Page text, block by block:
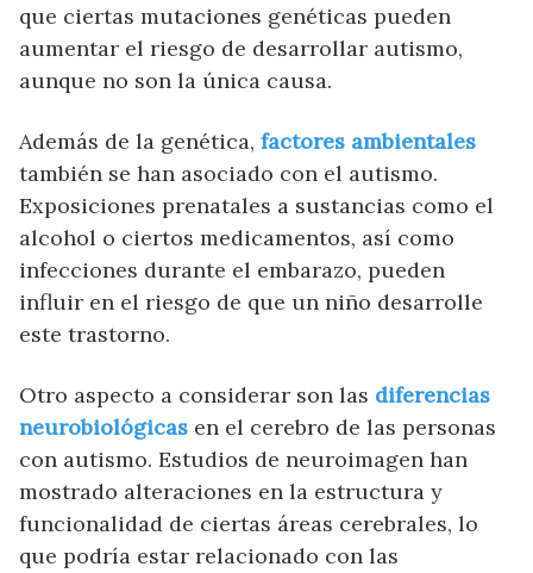
que ciertas mutaciones genéticas pueden
aumentar el riesgo de desarrollar autismo,
aunque no son la única causa.
Además de la genética, factores ambientales
también se han asociado con el autismo.
Exposiciones prenatales a sustancias como el
alcohol o ciertos medicamentos, así como
infecciones durante el embarazo, pueden
influir en el riesgo de que un niño desarrolle
este trastorno.
Otro aspecto a considerar son las diferencias
neurobiológicas en el cerebro de las personas
con autismo. Estudios de neuroimagen han
mostrado alteraciones en la estructura y
funcionalidad de ciertas áreas cerebrales, lo
que podría estar relacionado con las